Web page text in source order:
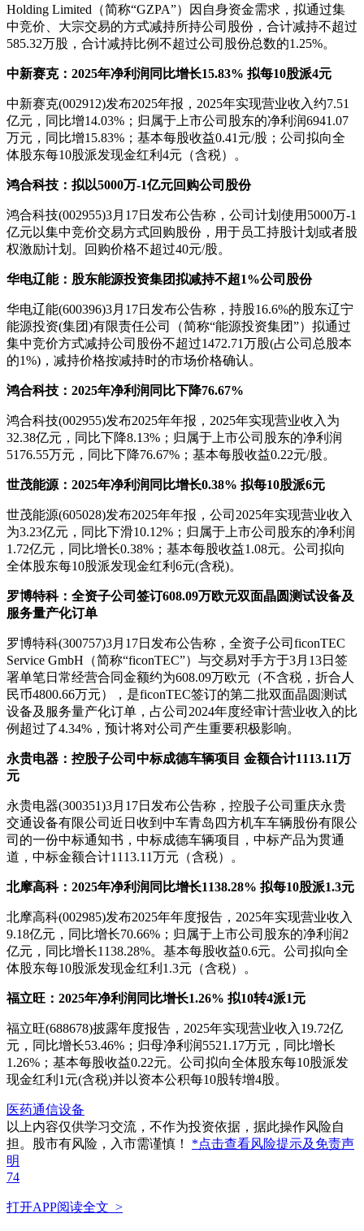
Holding Limited（简称“GZPA”）因自身资金需求，拟通过集
中竞价、大宗交易的方式减持所持公司股份，合计减持不超过
585.32万股，合计减持比例不超过公司股份总数的1.25%。
中新赛克：2025年净利润同比增长15.83% 拟每10股派4元
中新赛克(002912)发布2025年报，2025年实现营业收入约7.51
亿元，同比增14.03%；归属于上市公司股东的净利润6941.07
万元，同比增15.83%；基本每股收益0.41元/股；公司拟向全
体股东每10股派发现金红利4元（含税）。
鸿合科技：拟以5000万-1亿元回购公司股份
鸿合科技(002955)3月17日发布公告称，公司计划使用5000万-1
亿元以集中竞价交易方式回购股份，用于员工持股计划或者股
权激励计划。回购价格不超过40元/股。
华电辽能：股东能源投资集团拟减持不超1%公司股份
华电辽能(600396)3月17日发布公告称，持股16.6%的股东辽宁
能源投资(集团)有限责任公司（简称“能源投资集团”）拟通过
集中竞价方式减持公司股份不超过1472.71万股(占公司总股本
的1%)，减持价格按减持时的市场价格确认。
鸿合科技：2025年净利润同比下降76.67%
鸿合科技(002955)发布2025年年报，2025年实现营业收入为
32.38亿元，同比下降8.13%；归属于上市公司股东的净利润
5176.55万元，同比下降76.67%；基本每股收益0.22元/股。
世茂能源：2025年净利润同比增长0.38% 拟每10股派6元
世茂能源(605028)发布2025年年报，公司2025年实现营业收入
为3.23亿元，同比下滑10.12%；归属于上市公司股东的净利润
1.72亿元，同比增长0.38%；基本每股收益1.08元。公司拟向
全体股东每10股派发现金红利6元(含税)。
罗博特科：全资子公司签订608.09万欧元双面晶圆测试设备及
服务量产化订单
罗博特科(300757)3月17日发布公告称，全资子公司ficonTEC
Service GmbH（简称“ficonTEC”）与交易对手方于3月13日签
署单笔日常经营合同金额约为608.09万欧元（不含税，折合人
民币4800.66万元），是ficonTEC签订的第二批双面晶圆测试
设备及服务量产化订单，占公司2024年度经审计营业收入的比
例超过了4.34%，预计将对公司产生重要积极影响。
永贵电器：控股子公司中标成德车辆项目 金额合计1113.11万
元
永贵电器(300351)3月17日发布公告称，控股子公司重庆永贵
交通设备有限公司近日收到中车青岛四方机车车辆股份有限公
司的一份中标通知书，中标成德车辆项目，中标产品为贯通
道，中标金额合计1113.11万元（含税）。
北摩高科：2025年净利润同比增长1138.28% 拟每10股派1.3元
北摩高科(002985)发布2025年年度报告，2025年实现营业收入
9.18亿元，同比增长70.66%；归属于上市公司股东的净利润2
亿元，同比增长1138.28%。基本每股收益0.6元。公司拟向全
体股东每10股派发现金红利1.3元（含税）。
福立旺：2025年净利润同比增长1.26% 拟10转4派1元
福立旺(688678)披露年度报告，2025年实现营业收入19.72亿
元，同比增长53.46%；归母净利润5521.17万元，同比增长
1.26%；基本每股收益0.22元。公司拟向全体股东每10股派发
现金红利1元(含税)并以资本公积每10股转增4股。
医药通信设备
以上内容仅供学习交流，不作为投资依据，据此操作风险自
担。股市有风险，入市需谨慎！ *点击查看风险提示及免责声
明
74
打开APP阅读全文 >